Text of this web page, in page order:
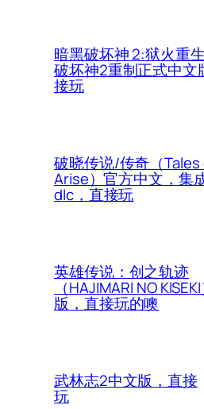
暗黑破坏神 2:狱火重
破坏神2重制正式中文
接玩
破晓传说/传奇（Tales
Arise）官方中文，集
dlc，直接玩
英雄传说：创之轨迹
（HAJIMARI NO
版，直接玩的噢
武林志2中文版，直接
玩